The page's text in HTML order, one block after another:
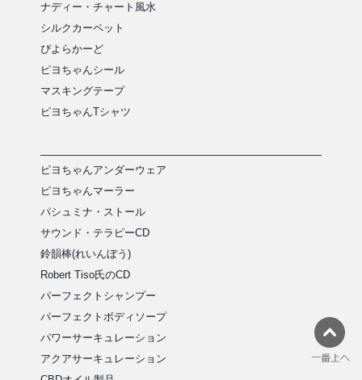
ナディー・チャート風水
シルクカーペット
ぴよらかーど
ピヨちゃんシール
マスキングテープ
ピヨちゃんTシャツ
ピヨちゃんアンダーウェア
ピヨちゃんマーラー
パシュミナ・ストール
サウンド・テラピーCD
鈴韻棒(れいんぼう)
Robert Tiso氏のCD
パーフェクトシャンプー
パーフェクトボディソープ
パワーサーキュレーション
アクアサーキュレーション